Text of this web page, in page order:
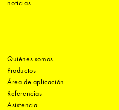
noticias
Quiénes somos
Productos
Área de aplicación
Referencias
Asistencia